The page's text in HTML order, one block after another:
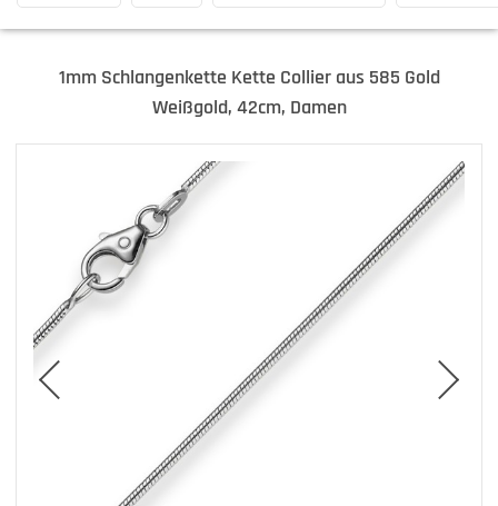
1mm Schlangenkette Kette Collier aus 585 Gold
Weißgold, 42cm, Damen